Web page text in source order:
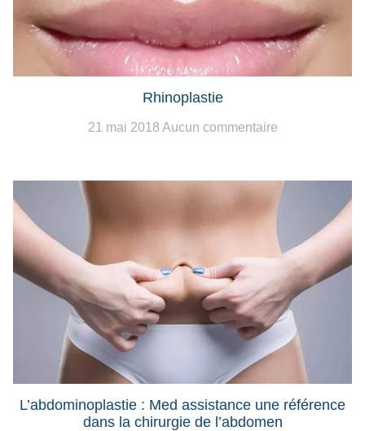
Rhinoplastie
21 mai 2018 Aucun commentaire
L’abdominoplastie : Med assistance une référence
dans la chirurgie de l’abdomen